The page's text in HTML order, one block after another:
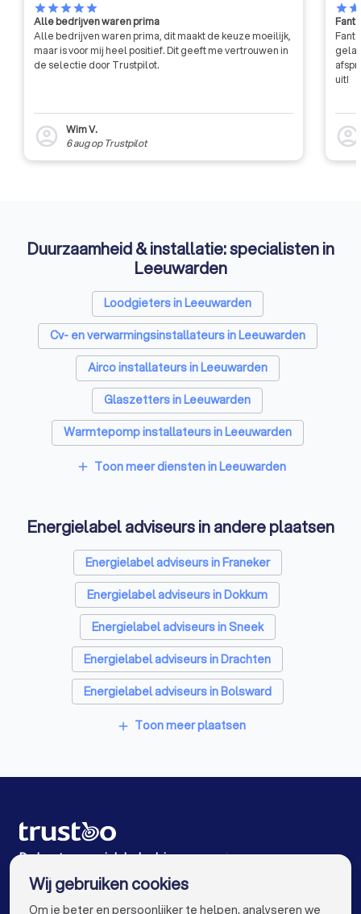
starstarstarstarstar
Alle bedrijven waren prima
Alle bedrijven waren prima, dit maakt de keuze moeilijk,
maar is voor mij heel positief. Dit geeft me vertrouwen in
de selectie door Trustpilot.
account_circle
Wim V.
6 augop Trustpilot
starstar
uit!
account_circle
Duurzaamheid & installatie: specialisten in
Leeuwarden
Loodgieters in Leeuwarden
Cv- en verwarmingsinstallateurs in Leeuwarden
Airco installateurs in Leeuwarden
Glaszetters in Leeuwarden
Warmtepomp installateurs in Leeuwarden
Kozijnen specialisten in Leeuwarden
Thuisbatterij installateurs in Leeuwarden
add Toon meer diensten in Leeuwarden
Energielabel adviseurs in andere plaatsen
Energielabel adviseurs in Franeker
Energielabel adviseurs in Dokkum
Energielabel adviseurs in Sneek
Energielabel adviseurs in Drachten
Energielabel adviseurs in Bolsward
Energielabel adviseurs in Harlingen
Energielabel adviseurs in Heerenveen
Energielabel adviseurs in Amsterdam
add Toon meer plaatsen
De beste energielabel adviseurs voor jou
Wij gebruiken cookies
Om je beter en persoonlijker te helpen, analyseren we